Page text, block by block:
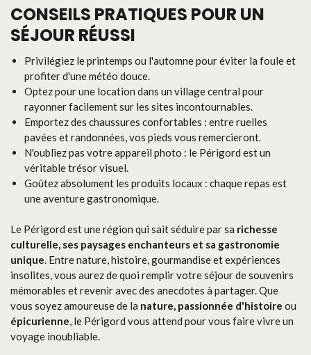
CONSEILS PRATIQUES POUR UN
SÉJOUR RÉUSSI
Privilégiez le printemps ou l'automne pour éviter la foule et
profiter d'une météo douce.
Optez pour une location dans un village central pour
rayonner facilement sur les sites incontournables.
Emportez des chaussures confortables : entre ruelles
pavées et randonnées, vos pieds vous remercieront.
N'oubliez pas votre appareil photo : le Périgord est un
véritable trésor visuel.
Goûtez absolument les produits locaux : chaque repas est
une aventure gastronomique.
Le Périgord est une région qui sait séduire par sa richesse
culturelle, ses paysages enchanteurs et sa gastronomie
unique. Entre nature, histoire, gourmandise et expériences
insolites, vous aurez de quoi remplir votre séjour de souvenirs
mémorables et revenir avec des anecdotes à partager. Que
vous soyez amoureuse de la nature, passionnée d'histoire ou
épicurienne, le Périgord vous attend pour vous faire vivre un
voyage inoubliable.